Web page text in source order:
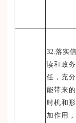
32.落实
读和政
任，充
能带来
时机和
加作用